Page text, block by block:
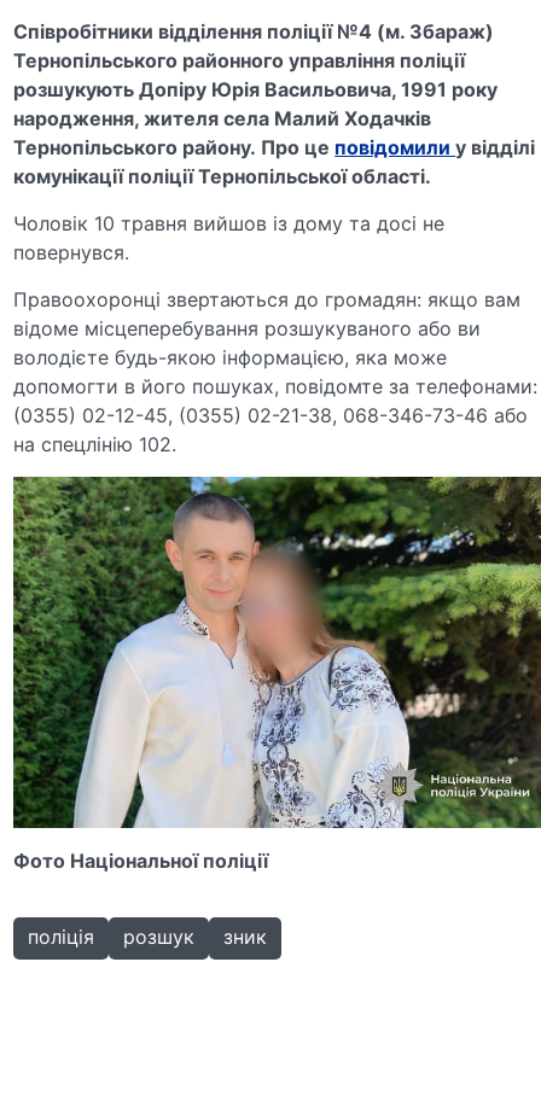
Співробітники відділення поліції №4 (м. Збараж)
Тернопільського районного управління поліції
розшукують Допіру Юрія Васильовича, 1991 року
народження, жителя села Малий Ходачків
Тернопільського району. Про це повідомилиу відділі
комунікації поліції Тернопільської області.
Чоловік 10 травня вийшов із дому та досі не
повернувся.
Правоохоронці звертаються до громадян: якщо вам
відоме місцеперебування розшукуваного або ви
володієте будь-якою інформацією, яка може
допомогти в його пошуках, повідомте за телефонами:
(0355) 02-12-45, (0355) 02-21-38, 068-346-73-46 або
на спецлінію 102.
Фото Національної поліції
поліція розшук зник